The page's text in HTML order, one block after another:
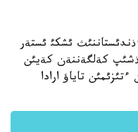
- ءذندئستاننئث ئشكئ ئستةر
ذشئپ كةلگةننةن كةيئن
تاياؤ ارادا